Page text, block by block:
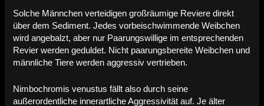
Solche Männchen verteidigen großräumige Reviere direkt
über dem Sediment. Jedes vorbeischwimmende Weibchen
wird angebalzt, aber nur Paarungswillige im entsprechenden
Revier werden geduldet. Nicht paarungsbereite Weibchen und
männliche Tiere werden aggressiv vertrieben.
Nimbochromis venustus fällt also durch seine
außerordentliche innerartliche Aggressivität auf. Je älter